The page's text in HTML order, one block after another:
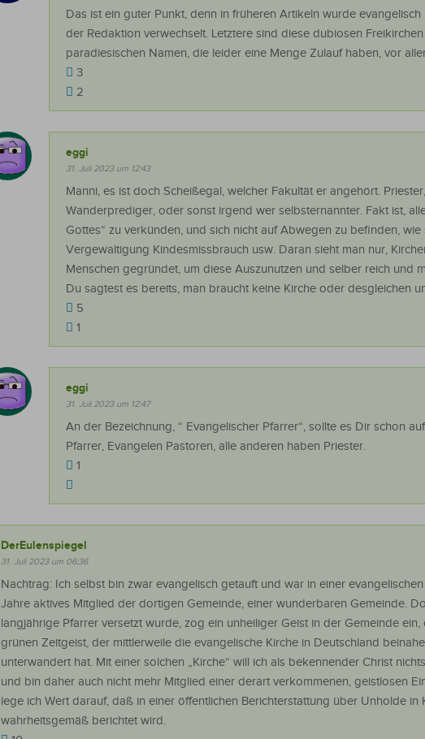
Das ist ein guter Punkt, denn in früheren Artikeln wurde
der Redaktion verwechselt. Letztere sind diese dubiosen
paradiesischen Namen, die leider eine Menge Zulauf haben, vor
3
2
eggi
31. Juli 2023 um 12:43
Manni, es ist doch Scheißegal, welcher Fakultät er angehört.
Wanderprediger, oder sonst irgend wer selbsternannter. Fakt ist,
Gottes“ zu verkünden, und sich nicht auf Abwegen zu befinden, wie
Vergewaltigung Kindesmissbrauch usw. Daran sieht man nur,
Menschen gegründet, um diese Auszunutzen und selber reich und
Du sagtest es bereits, man braucht keine Kirche oder desgleichen
5
1
eggi
31. Juli 2023 um 12:47
An der Bezeichnung, “ Evangelischer Pfarrer“, sollte es Dir schon
Pfarrer, Evangelen Pastoren, alle anderen haben Priester.
1
DerEulenspiegel
31. Juli 2023 um 06:36
Nachtrag: Ich selbst bin zwar evangelisch getauft und war in einer
Jahre aktives Mitglied der dortigen Gemeinde, einer wunderbaren Gemeinde.
langjährige Pfarrer versetzt wurde, zog ein unheiliger Geist in der Gemeinde
grünen Zeitgeist, der mittlerweile die evangelische Kirche in Deutschland
unterwandert hat. Mit einer solchen „Kirche“ will ich als bekennender Christ
und bin daher auch nicht mehr Mitglied einer derart verkommenen, geistlosen
lege ich Wert darauf, daß in einer öffentlichen Berichterstattung über Unholde in
wahrheitsgemäß berichtet wird.